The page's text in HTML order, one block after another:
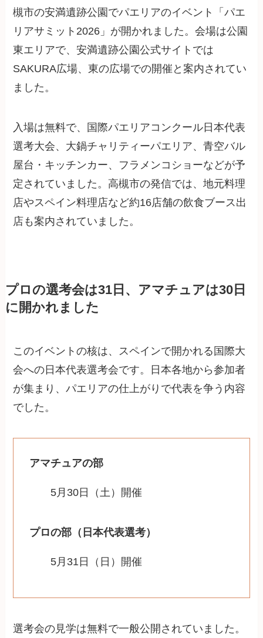
槻市の安満遺跡公園でパエリアのイベント「パエ
リアサミット2026」が開かれました。会場は公園
東エリアで、安満遺跡公園公式サイトでは
SAKURA広場、東の広場での開催と案内されてい
ました。
入場は無料で、国際パエリアコンクール日本代表
選考大会、大鍋チャリティーパエリア、青空バル
屋台・キッチンカー、フラメンコショーなどが予
定されていました。高槻市の発信では、地元料理
店やスペイン料理店など約16店舗の飲食ブース出
店も案内されていました。
プロの選考会は31日、アマチュアは30日
に開かれました
このイベントの核は、スペインで開かれる国際大
会への日本代表選考会です。日本各地から参加者
が集まり、パエリアの仕上がりで代表を争う内容
でした。
アマチュアの部
5月30日（土）開催
プロの部（日本代表選考）
5月31日（日）開催
選考会の見学は無料で一般公開されていました。